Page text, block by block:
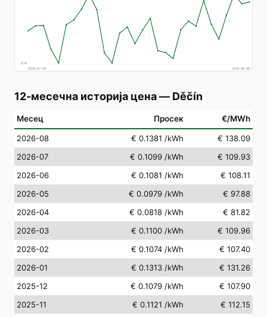
€78
2026-07-08
2026-08-06
12-месечна историја цена— Děčín
Месец Просек €/MWh
2026-08 € 0.1381 /kWh
€ 138.09
2026-07
€ 0.1099 /kWh
€ 109.93
2026-06
€ 0.1081 /kWh
€ 108.11
2026-05
€ 0.0979 /kWh
€ 97.88
2026-04
€ 0.0818 /kWh
€ 81.82
2026-03
€ 0.1100 /kWh
€ 109.96
2026-02
€ 0.1074 /kWh
€ 107.40
2026-01
€ 0.1313 /kWh
€ 131.26
2025-12
€ 0.1079 /kWh
€ 107.90
2025-11
€ 0.1121 /kWh
€ 112.15